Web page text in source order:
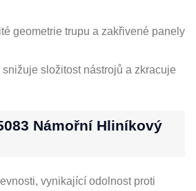
geometrie trupu a zakřivené panely
složitost nástrojů a zkracuje
Námořní Hliníkový
vynikající odolnost proti